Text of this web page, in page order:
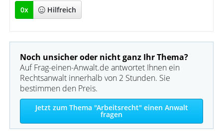
0x Hilfreich
Noch unsicher oder nicht ganz Ihr Thema?
Auf Frag-einen-Anwalt.de antwortet Ihnen ein
Rechtsanwalt innerhalb von 2 Stunden. Sie
bestimmen den Preis.
Jetzt zum Thema "Arbeitsrecht" einen Anwalt
fragen